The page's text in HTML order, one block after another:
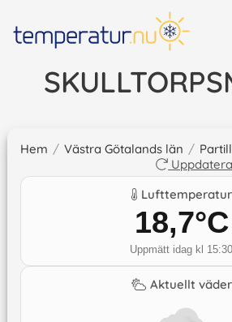
Hem / Västra Götalands län /
Uppdatera
Lufttemperatur
18,7°C
Uppmätt idag kl 15:30
Aktuellt väder